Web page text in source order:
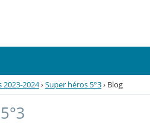
2024›Super héros 5°3› Blog